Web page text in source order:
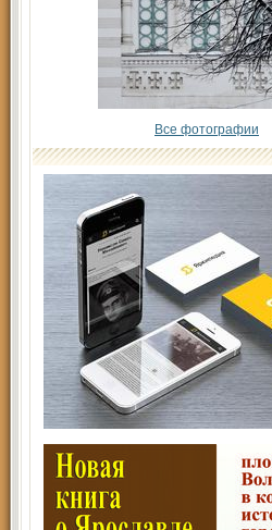
Все фотографии